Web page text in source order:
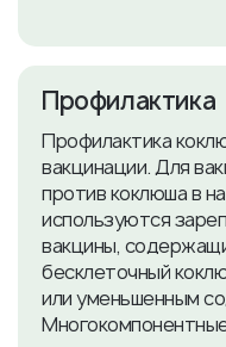
Профилактика
Профилактика
вакцинации. Для
против коклюша в
используются
вакцины,
бесклеточный
или уменьшенным